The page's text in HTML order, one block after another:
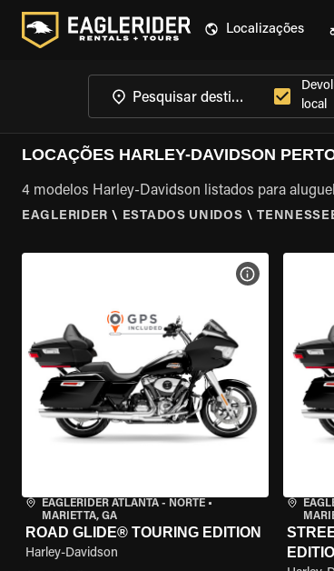
Localizações
local
LOCAÇÕES HARLEY-DAVIDSON
4 modelos Harley-Davidson listados para
EAGLERIDER \ ESTADOS UNIDOS \
EAGLERIDER ATLANTA - NORTE •
MARIETTA, GA
ROAD GLIDE® TOURING EDITION
Harley-Davidson
VER